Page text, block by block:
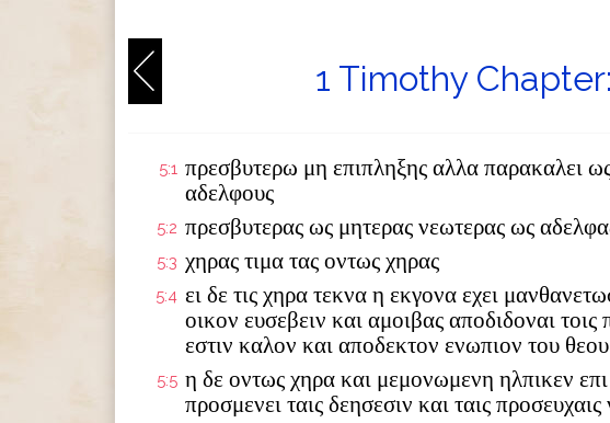
1 Timothy
5:1 πρεσβυτερω μη επιπληξης αλλα παρακαλει
αδελφους
5:2 πρεσβυτερας ως μητερας νεωτερας ως
5:3 χηρας τιμα τας οντως χηρας
5:4 ει δε τις χηρα τεκνα η εκγονα εχει
οικον ευσεβειν και αμοιβας αποδιδοναι τοις
εστιν καλον και αποδεκτον ενωπιον του θεου
5:5 η δε οντως χηρα και μεμονωμενη ηλπικεν
προσμενει ταις δεησεσιν και ταις